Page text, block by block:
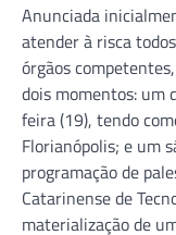
Anunciada
atender à risca
órgãos
dois momentos: um
feira (19), tendo
Florianópolis; e um
programação de
Catarinense de
materialização de